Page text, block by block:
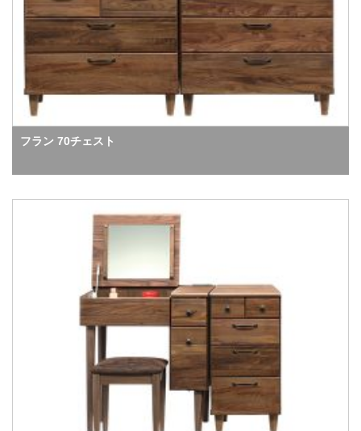
フラン 70チェスト